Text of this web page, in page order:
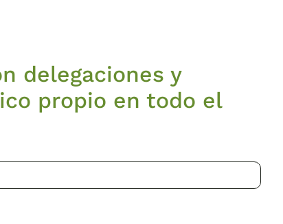
delegaciones y
propio en todo el